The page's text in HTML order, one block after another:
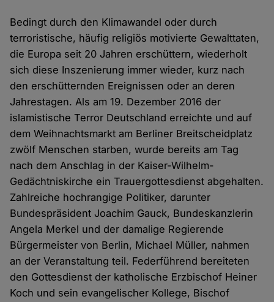
Bedingt durch den Klimawandel oder durch
terroristische, häufig religiös motivierte Gewalttaten,
die Europa seit 20 Jahren erschüttern, wiederholt
sich diese Inszenierung immer wieder, kurz nach
den erschütternden Ereignissen oder an deren
Jahrestagen. Als am 19. Dezember 2016 der
islamistische Terror Deutschland erreichte und auf
dem Weihnachtsmarkt am Berliner Breitscheidplatz
zwölf Menschen starben, wurde bereits am Tag
nach dem Anschlag in der Kaiser-Wilhelm-
Gedächtniskirche ein Trauergottesdienst abgehalten.
Zahlreiche hochrangige Politiker, darunter
Bundespräsident Joachim Gauck, Bundeskanzlerin
Angela Merkel und der damalige Regierende
Bürgermeister von Berlin, Michael Müller, nahmen
an der Veranstaltung teil. Federführend bereiteten
den Gottesdienst der katholische Erzbischof Heiner
Koch und sein evangelischer Kollege, Bischof